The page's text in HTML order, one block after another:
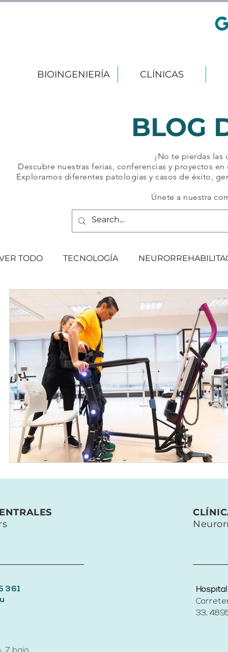
BIOINGENIERÍA CLÍNICAS
BLOG
¡No te pierdas
Descubre nuestras ferias, conferencias y proyectos
Exploramos diferentes patologías y casos de éxito,
Únete a nuestra
TODO TECNOLOGÍA
361
7 bajo
33,